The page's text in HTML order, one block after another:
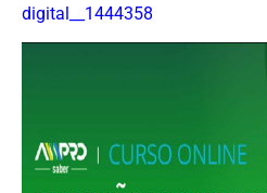
digital__1444358